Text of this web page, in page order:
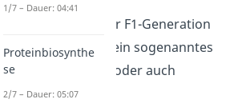
der F1-Generation
herauszufinden, ist ein sogenanntes
Kreuzungsquadrat
, oder auch
Kreuzungsschema
1/7 – Dauer: 04:41
Proteinbiosynthe
se
2/7 – Dauer: 05:07